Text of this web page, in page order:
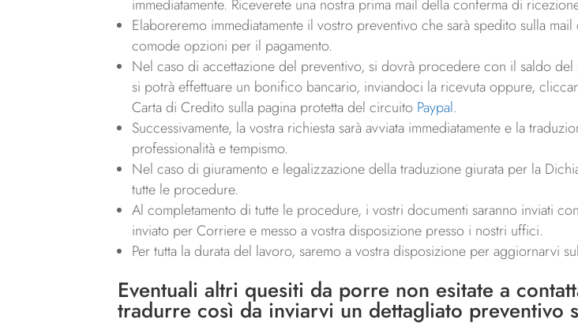
immediatamente. Riceverete una nostra prima mail della conferma di
Elaboreremo immediatamente il vostro preventivo che sarà spedito sulla
comode opzioni per il pagamento.
Nel caso di accettazione del preventivo, si dovrà procedere con il saldo
si potrà effettuare un bonifico bancario, inviandoci la ricevuta oppure,
Carta di Credito sulla pagina protetta del circuito Paypal.
Successivamente, la vostra richiesta sarà avviata immediatamente e la
professionalità e tempismo.
Nel caso di giuramento e legalizzazione della traduzione giurata per la
tutte le procedure.
Al completamento di tutte le procedure, i vostri documenti saranno inviati
inviato per Corriere e messo a vostra disposizione presso i nostri uffici.
Per tutta la durata del lavoro, saremo a vostra disposizione per aggiornarvi
Eventuali altri quesiti da porre non esitate a
tradurre così da inviarvi un dettagliato preventivo